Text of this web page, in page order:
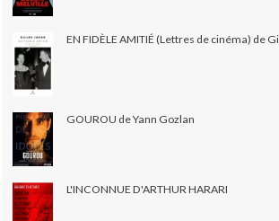
EN FIDÈLE AMITIÉ (Lettres de cinéma) de
GOUROU de Yann Gozlan
L'INCONNUE D'ARTHUR HARARI